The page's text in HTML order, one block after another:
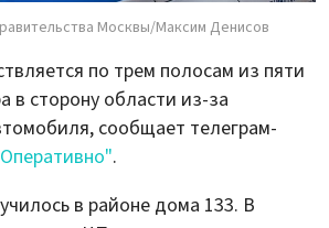
Москвы/Максим Денисов
по трем полосам из пяти
в сторону области из-за
сообщает телеграм-
.
в районе дома 133. В